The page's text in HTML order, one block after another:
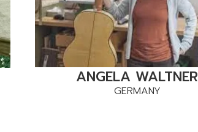
ANGELA WALTNER
GERMANY